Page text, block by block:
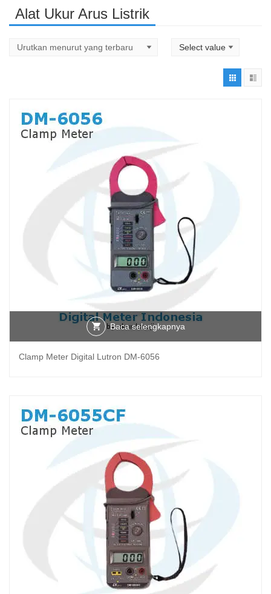
Alat Ukur Arus Listrik
Baca selengkapnya
Clamp Meter Digital Lutron DM-6056